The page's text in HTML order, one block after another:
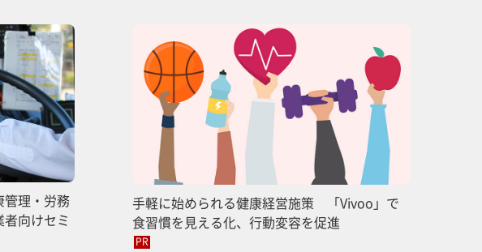
管理・労務
向けセミ
手軽に始められる健康経営施策 「Vivoo」で
食習慣を見える化、行動変容を促進
PR